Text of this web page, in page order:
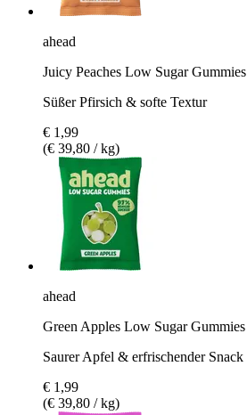
ahead
Juicy Peaches Low Sugar Gummies
Süßer Pfirsich & softe Textur
€ 1,99
(€ 39,80 / kg)
ahead
Green Apples Low Sugar Gummies
Saurer Apfel & erfrischender Snack
€ 1,99
(€ 39,80 / kg)